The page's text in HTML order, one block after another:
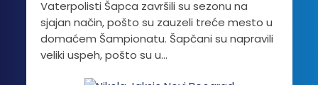
Vaterpolisti Šapca završili su sezonu na
sjajan način, pošto su zauzeli treće mesto u
domaćem Šampionatu. Šapčani su napravili
veliki uspeh, pošto su u...